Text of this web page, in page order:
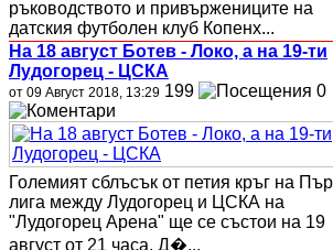
ръководството и привържениците на
датския футболен клуб Копенх...
На 18 август Ботев - Локо, а на 19-ти
Лудогорец - ЦСКА
от 09 Август 2018, 13:29 199 0
Големият сблъсък от петия кръг на
лига между Лудогорец и ЦСКА на
"Лудогорец Арена" ще се състои на 19
август от 21 часа. Д�...